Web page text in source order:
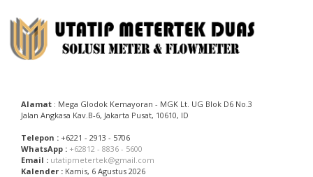
to
content
Alamat : Mega Glodok Kemayoran - MGK Lt. UG Blok D6 No.3
Jalan Angkasa Kav.B-6, Jakarta Pusat, 10610, ID
Telepon : +6221 - 2913 - 5706
WhatsApp : +62812 - 8836 - 5600
Email : utatipmetertek@gmail.com
Kalender : Kamis, 6 Agustus 2026